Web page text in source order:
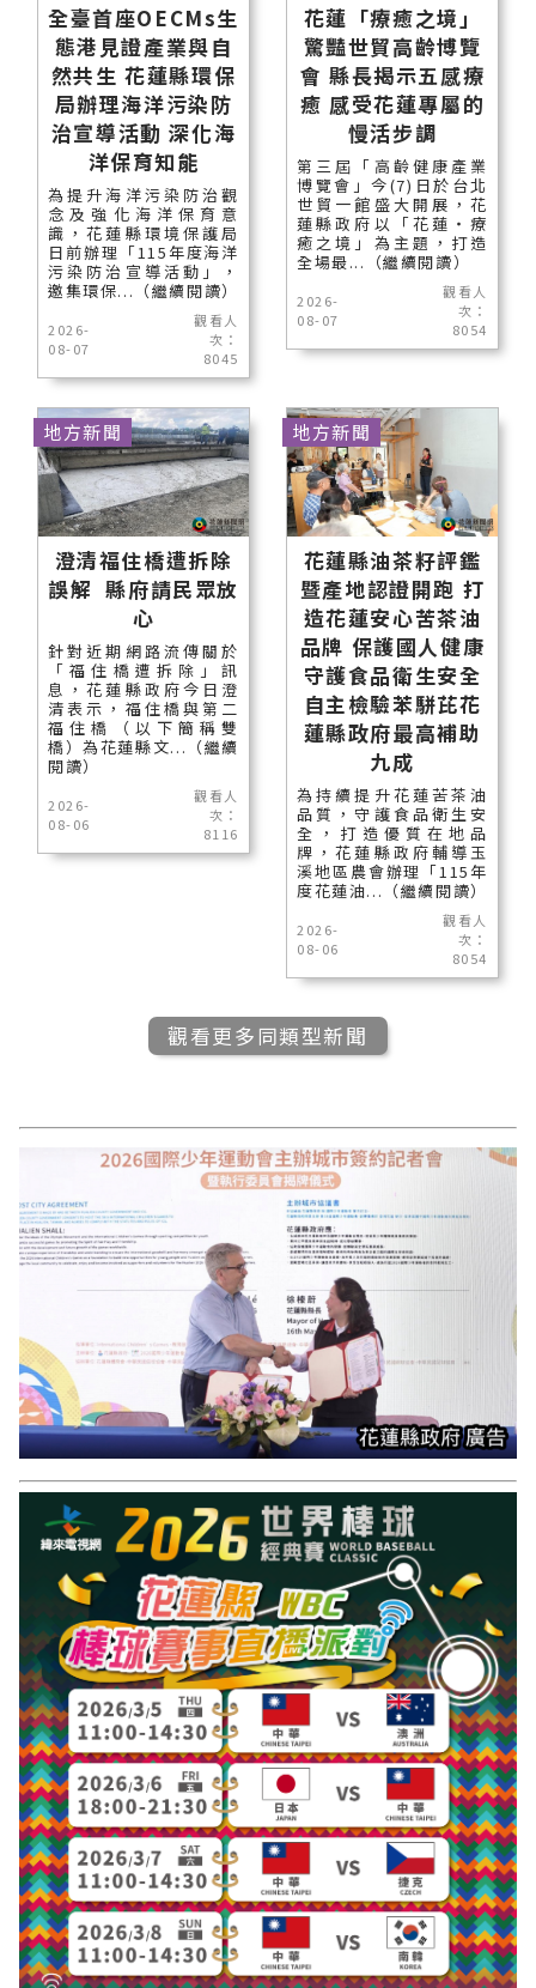
全臺首座OECMs生
態港見證產業與自
然共生 花蓮縣環保
局辦理海洋污染防
治宣導活動 深化海
洋保育知能
為提升海洋污染防治觀
念及強化海洋保育意
識，花蓮縣環境保護局
日前辦理「115年度海洋
污染防治宣導活動」，
邀集環保...（繼續閱讀）
2026-
08-07
觀看人
次：
8045
花蓮「療癒之境」
驚豔世貿高齡博覽
會 縣長揭示五感療
癒 感受花蓮專屬的
慢活步調
第三屆「高齡健康產業
博覽會」今(7)日於台北
世貿一館盛大開展，花
蓮縣政府以「花蓮‧療
癒之境」為主題，打造
全場最...（繼續閱讀）
2026-
08-07
觀看人
次：
8054
澄清福住橋遭拆除
誤解 縣府請民眾放
心
針對近期網路流傳關於
「福住橋遭拆除」訊
息，花蓮縣政府今日澄
清表示，福住橋與第二
福住橋（以下簡稱雙
橋）為花蓮縣文...（繼續
閱讀）
2026-
08-06
觀看人
次：
8116
地方新聞
花蓮縣油茶籽評鑑
暨產地認證開跑 打
造花蓮安心苦茶油
品牌 保護國人健康
守護食品衛生安全
自主檢驗苯駢芘花
蓮縣政府最高補助
九成
為持續提升花蓮苦茶油
品質，守護食品衛生安
全，打造優質在地品
牌，花蓮縣政府輔導玉
溪地區農會辦理「115年
度花蓮油...（繼續閱讀）
2026-
08-06
觀看人
次：
8054
地方新聞
觀看更多同類型新聞